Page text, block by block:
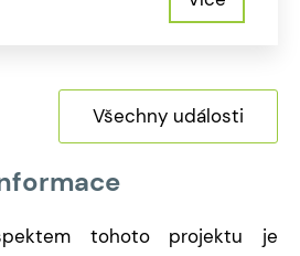
Všechny události
tohoto projektu je